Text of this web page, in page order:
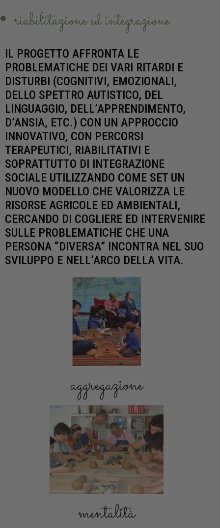
riabilitazione ed integrazione
IL PROGETTO AFFRONTA LE
PROBLEMATICHE DEI VARI RITARDI E
DISTURBI (COGNITIVI, EMOZIONALI,
DELLO SPETTRO AUTISTICO, DEL
LINGUAGGIO, DELL’APPRENDIMENTO,
D’ANSIA, ETC.) CON UN APPROCCIO
INNOVATIVO, CON PERCORSI
TERAPEUTICI, RIABILITATIVI E
SOPRATTUTTO DI INTEGRAZIONE
SOCIALE UTILIZZANDO COME SET UN
NUOVO MODELLO CHE VALORIZZA LE
RISORSE AGRICOLE ED AMBIENTALI,
CERCANDO DI COGLIERE ED INTERVENIRE
SULLE PROBLEMATICHE CHE UNA
PERSONA “DIVERSA” INCONTRA NEL SUO
SVILUPPO E NELL’ARCO DELLA VITA.
aggregazione
mentalità